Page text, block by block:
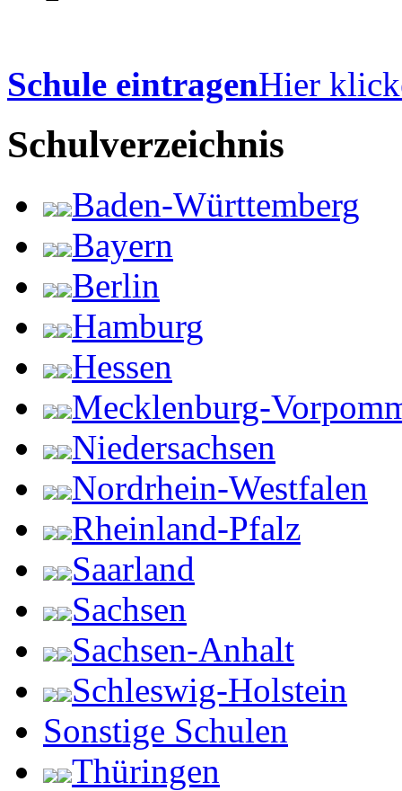
Schule eintragenHier
Schulverzeichnis
Baden-Württemberg
Bayern
Berlin
Hamburg
Hessen
Mecklenburg-
Niedersachsen
Nordrhein-Westfalen
Rheinland-Pfalz
Saarland
Sachsen
Sachsen-Anhalt
Schleswig-Holstein
Sonstige Schulen
Thüringen